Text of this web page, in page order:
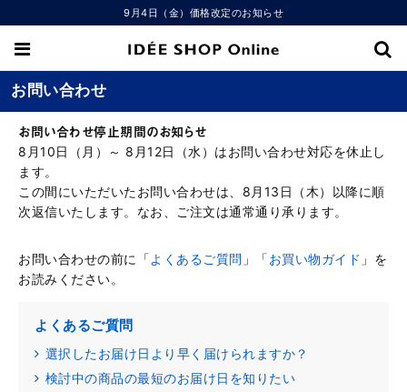
9月4日（金）価格改定のお知らせ
お問い合わせ
お問い合わせ停止期間のお知らせ
8月10日（月）～ 8月12日（水）はお問い合わせ対応を休止し
ます。
この間にいただいたお問い合わせは、8月13日（木）以降に順
次返信いたします。なお、ご注文は通常通り承ります。
お問い合わせの前に「よくあるご質問 」「お買い物ガイド 」を
お読みください。
よくあるご質問
選択したお届け日より早く届けられますか？
検討中の商品の最短のお届け日を知りたい